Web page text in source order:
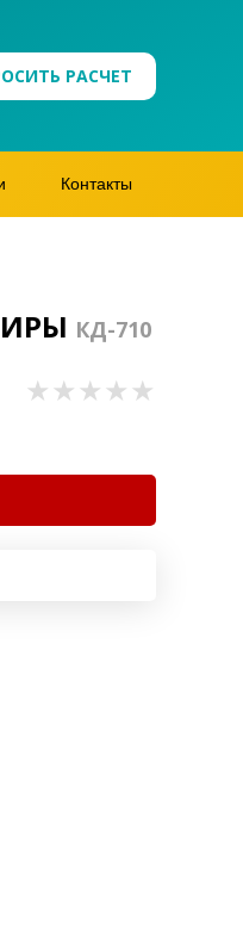
РАСЧЕТ
Контакты
КД-710